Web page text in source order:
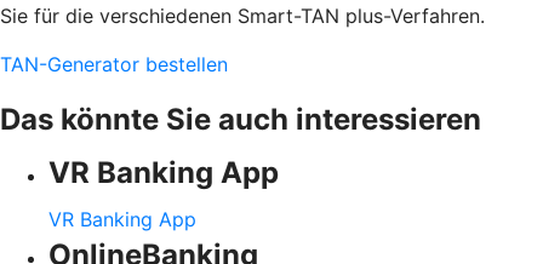
Sie für die verschiedenen Smart-TAN plus-Verfahren.
TAN-Generator bestellen
Das könnte Sie auch interessieren
VR Banking App
VR Banking App
OnlineBanking